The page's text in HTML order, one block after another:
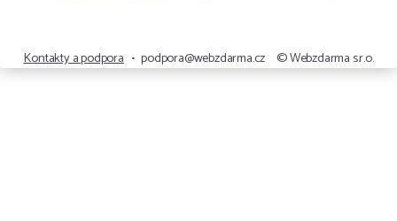
Kontakty a podpora • podpora@webzdarma.cz © Webzdarma s.r.o.